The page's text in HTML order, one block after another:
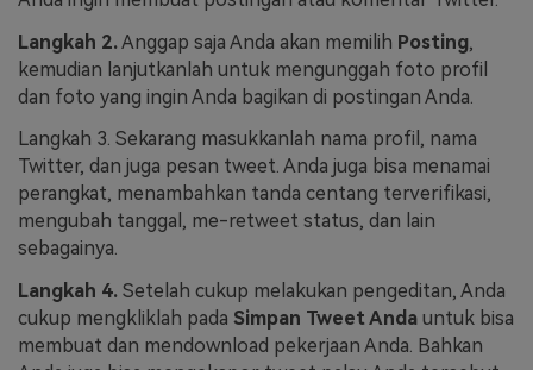
Langkah 2.Anggap saja Anda akan memilih Posting,
kemudian lanjutkanlah untuk mengunggah foto profil
dan foto yang ingin Anda bagikan di postingan Anda.
Langkah 3. Sekarang masukkanlah nama profil, nama
Twitter, dan juga pesan tweet. Anda juga bisa menamai
perangkat, menambahkan tanda centang terverifikasi,
mengubah tanggal, me-retweet status, dan lain
sebagainya.
Langkah 4. Setelah cukup melakukan pengeditan, Anda
cukup mengkliklah pada Simpan Tweet Anda untuk bisa
membuat dan mendownload pekerjaan Anda. Bahkan